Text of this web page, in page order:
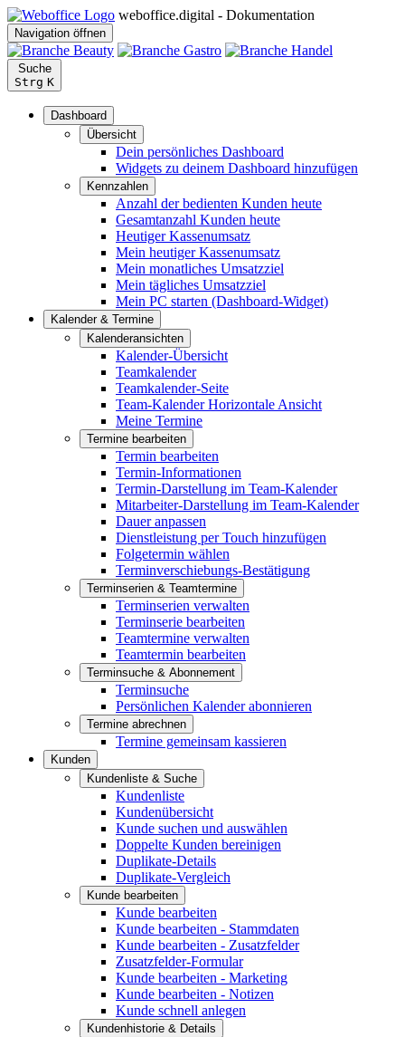
weboffice.digital - Dokumentation
Navigation öffnen
Suche
Strg K
Dashboard
Übersicht
Dein persönliches Dashboard
Widgets zu deinem Dashboard hinzufügen
Kennzahlen
Anzahl der bedienten Kunden heute
Gesamtanzahl Kunden heute
Heutiger Kassenumsatz
Mein heutiger Kassenumsatz
Mein monatliches Umsatzziel
Mein tägliches Umsatzziel
Mein PC starten (Dashboard-Widget)
Kalender & Termine
Kalenderansichten
Kalender-Übersicht
Teamkalender
Teamkalender-Seite
Team-Kalender Horizontale Ansicht
Meine Termine
Termine bearbeiten
Termin bearbeiten
Termin-Informationen
Termin-Darstellung im Team-Kalender
Mitarbeiter-Darstellung im Team-Kalender
Dauer anpassen
Dienstleistung per Touch hinzufügen
Folgetermin wählen
Terminverschiebungs-Bestätigung
Terminserien & Teamtermine
Terminserien verwalten
Terminserie bearbeiten
Teamtermine verwalten
Teamtermin bearbeiten
Terminsuche & Abonnement
Terminsuche
Persönlichen Kalender abonnieren
Termine abrechnen
Termine gemeinsam kassieren
Kunden
Kundenliste & Suche
Kundenliste
Kundenübersicht
Kunde suchen und auswählen
Doppelte Kunden bereinigen
Duplikate-Details
Duplikate-Vergleich
Kunde bearbeiten
Kunde bearbeiten
Kunde bearbeiten - Stammdaten
Kunde bearbeiten - Zusatzfelder
Zusatzfelder-Formular
Kunde bearbeiten - Marketing
Kunde bearbeiten - Notizen
Kunde schnell anlegen
Kundenhistorie & Details